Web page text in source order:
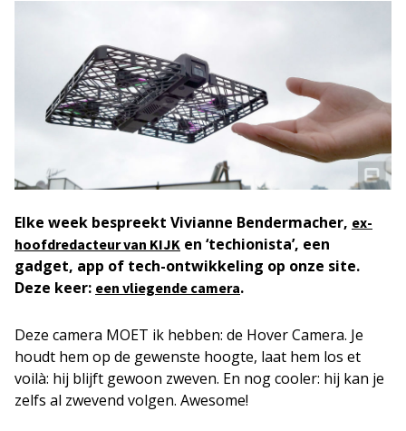
Elke week bespreekt Vivianne Bendermacher, ex-
hoofdredacteur van KIJK en ‘techionista’, een
gadget, app of tech-ontwikkeling op onze site.
Deze keer: een vliegende camera.
Deze camera MOET ik hebben: de Hover Camera. Je
houdt hem op de gewenste hoogte, laat hem los et
voilà: hij blijft gewoon zweven. En nog cooler: hij kan je
zelfs al zwevend volgen. Awesome!